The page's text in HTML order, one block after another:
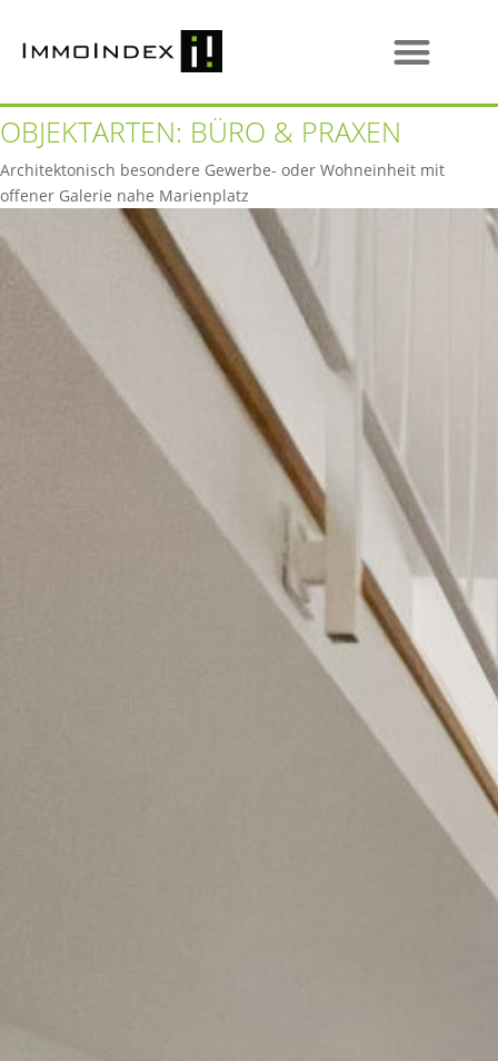
OBJEKTARTEN: BÜRO & PRAXEN
Architektonisch besondere Gewerbe- oder Wohneinheit mit
offener Galerie nahe Marienplatz